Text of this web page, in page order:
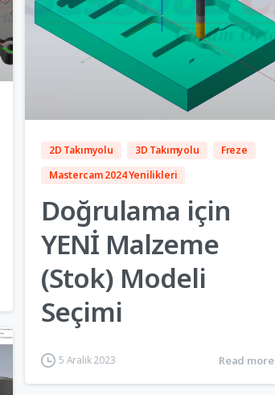
2D Takımyolu 3D Takımyolu
Freze
Mastercam 2024 Yenilikleri
Doğrulama için
YENİ Malzeme
(Stok) Modeli
Seçimi
5 Aralık 2023 Read more